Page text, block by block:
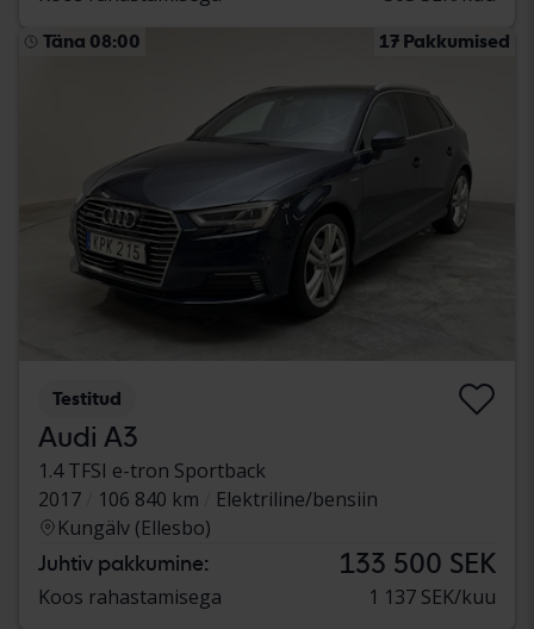
Täna 08:00 17 Pakkumised
Testitud
Audi A3
1.4 TFSI e-tron Sportback
2017
106 840 km
Elektriline/bensiin
Kungälv (Ellesbo)
Juhtiv pakkumine: 133 500 SEK
Koos rahastamisega 1 137 SEK/kuu